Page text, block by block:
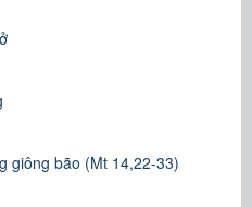
giông bão (Mt 14,22-33)